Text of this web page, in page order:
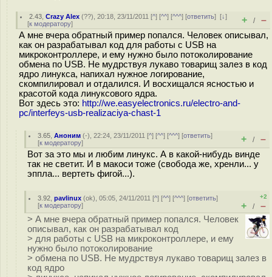
2.43 ,Crazy Alex (??), 20:18, 23/11/2011 [^] [^^] [^^^] [ответить][↓]
[к модератору] + / –
А мне вчера обратный пример попался. Человек описывал,
как он разрабатывал код для работы с USB на
микроконтроллере, и ему нужно было потоколирование
обмена по USB. Не мудрствуя лукаво товарищ залез в код
ядро линукса, напихал нужное логирование,
скомпилировал и отдалился. И восхищался ясностью и
красотой кода линуксового ядра.
Вот здесь это: http://we.easyelectronics.ru/electro-and-
pc/interfeys-usb-realizaciya-chast-1
3.65 ,Аноним (-), 22:24, 23/11/2011 [^] [^^] [^^^] [ответить]
[к модератору] + / –
Вот за это мы и любим линукс. А в какой-нибудь винде
так не светит. И в макоси тоже (свобода же, хренли... у
эппла... вертеть фигой...).
3.92 ,pavlinux (ok), 05:05, 24/11/2011 [^] [^^] [^^^] [ответить]
[к модератору]
+2
+ / –
> А мне вчера обратный пример попался. Человек
описывал, как он разрабатывал код
> для работы с USB на микроконтроллере, и ему
нужно было потоколирование
> обмена по USB. Не мудрствуя лукаво товарищ залез в
код ядро